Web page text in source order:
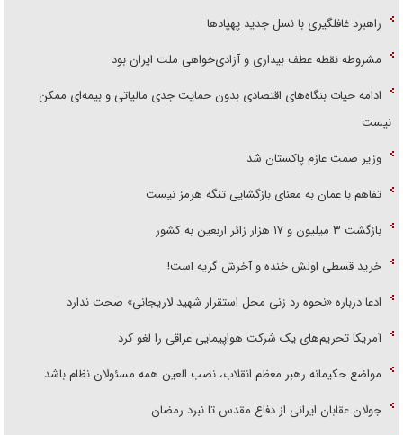
راهبرد غافلگیری با نسل جدید پهپاد‌ها
مشروطه نقطه عطف بیداری و آزادی‌خواهی ملت ایران بود
ادامه حیات بنگاه‌های اقتصادی بدون حمایت جدی مالیاتی و بیمه‌ای ممکن
نیست
وزیر صمت عازم پاکستان شد
تفاهم با عمان به معنای بازگشایی تنگه هرمز نیست
بازگشت ۳ میلیون و ۱۷ هزار زائر اربعین به کشور
خرید قسطی اولش خنده و آخرش گریه است!
ادعا درباره «نحوه رد زنی محل استقرار شهید لاریجانی» صحت ندارد
آمریکا تحریم‌های یک شرکت هواپیمایی عراقی را لغو کرد
مواضع حکیمانه رهبر معظم انقلاب، نصب العین همه مسئولان نظام باشد
جولان عقابان ایرانی از دفاع مقدس تا نبرد رمضان